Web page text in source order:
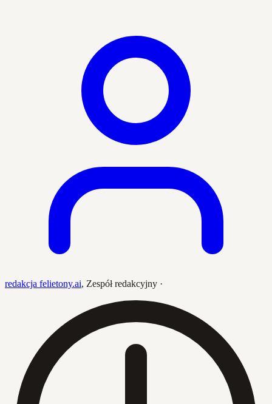
redakcja felietony.ai, Zespół redakcyjny ·